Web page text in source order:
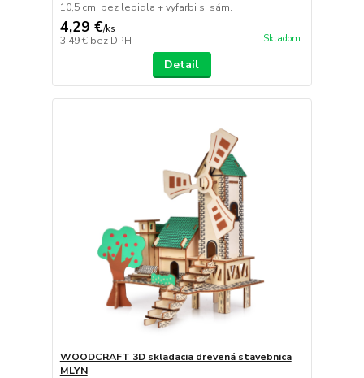
10,5 cm, bez lepidla + vyfarbi si sám.
4,29 €/ks
3,49 € bez DPH Skladom
Detail
WOODCRAFT 3D skladacia drevená stavebnica
MLYN